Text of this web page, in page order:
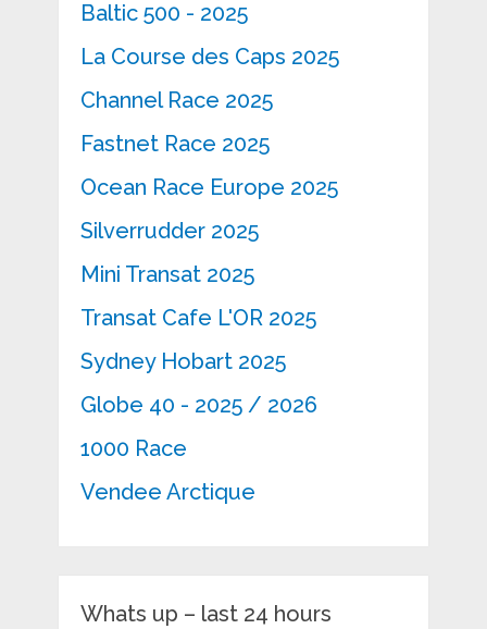
Baltic 500 - 2025
La Course des Caps 2025
Channel Race 2025
Fastnet Race 2025
Ocean Race Europe 2025
Silverrudder 2025
Mini Transat 2025
Transat Cafe L'OR 2025
Sydney Hobart 2025
Globe 40 - 2025 / 2026
1000 Race
Vendee Arctique
Whats up – last 24 hours